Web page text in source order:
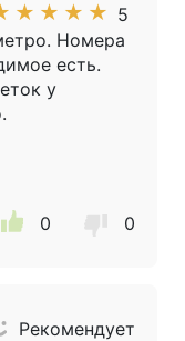
★ ★ ★ ★ 5
Номера
есть.
у
0 0
Рекомендует